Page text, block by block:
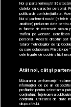
Noi și partenerii noștri30stocăm
datelor cu caracter personal.
politica de confidențialitate.
Noi si partenerii nostri
analitice) prelucram date pentru
in functie de interesele si/sau
traficul pe website. Beneficiati
personal. Aceste drepturi pot
tuturor Tehnologiilor de tip
cu care colaboram. Prin click pe
cele legate de cookie strict
Atât noi, cât și
Măsurarea performanței
informațiilor de pe un
profilurilor pentru selectarea
conținutului. Înțelegerea
conținutul. Utilizarea de date
dispozitivului.